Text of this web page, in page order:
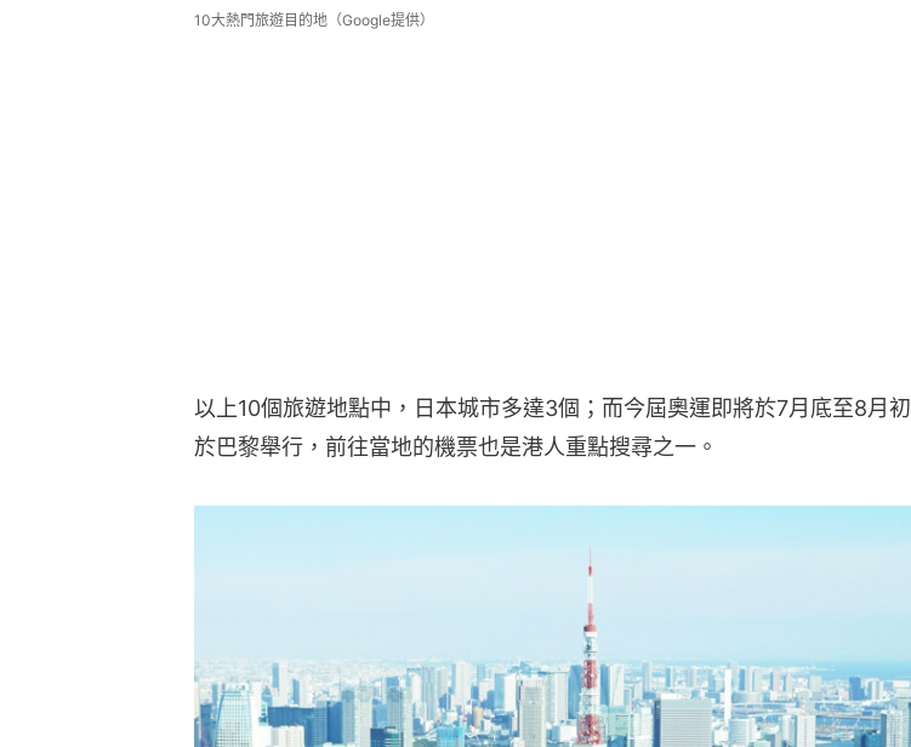
10大熱門旅遊目的地（Google提供）
以上10個旅遊地點中，日本城市多達3個；而今屆奧運即將於7月底至8月初
於巴黎舉行，前往當地的機票也是港人重點搜尋之一。